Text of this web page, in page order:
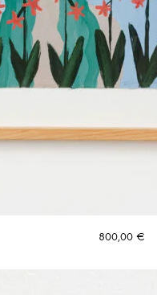
800,00 €